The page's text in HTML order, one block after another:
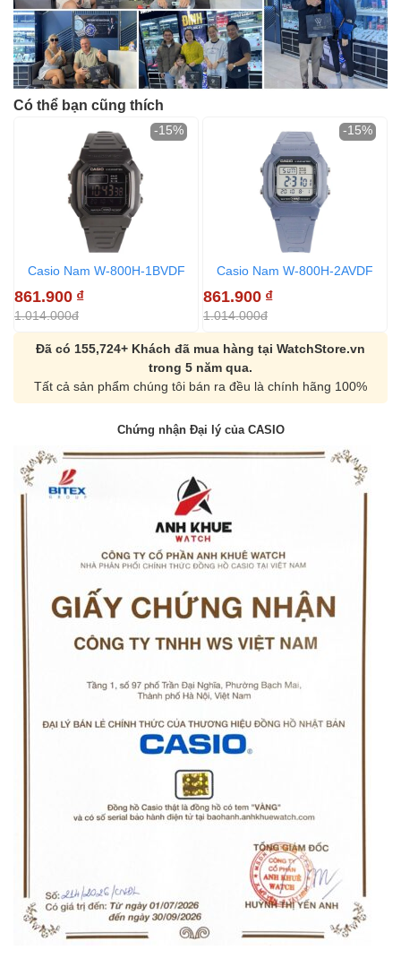
Có thể bạn cũng thích
Casio Nam W-800H-1BVDF
861.900 ₫
1.014.000đ
-15%
Casio Nam W-800H-2AVDF
861.900 ₫
1.014.000đ
-15%
Đã có 155,724+ Khách đã mua hàng tại WatchStore.vn
trong 5 năm qua.
Tất cả sản phẩm chúng tôi bán ra đều là chính hãng 100%
Chứng nhận Đại lý của CASIO